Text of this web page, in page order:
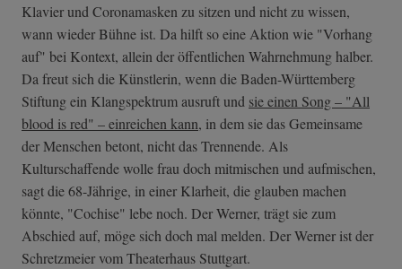
Klavier und Coronamasken zu sitzen und nicht zu wissen,
wann wieder Bühne ist. Da hilft so eine Aktion wie "Vorhang
auf" bei Kontext, allein der öffentlichen Wahrnehmung halber.
Da freut sich die Künstlerin, wenn die Baden-Württemberg
Stiftung ein Klangspektrum ausruft und sie einen Song – "All
blood is red" – einreichen kann, in dem sie das Gemeinsame
der Menschen betont, nicht das Trennende. Als
Kulturschaffende wolle frau doch mitmischen und aufmischen,
sagt die 68-Jährige, in einer Klarheit, die glauben machen
könnte, "Cochise" lebe noch. Der Werner, trägt sie zum
Abschied auf, möge sich doch mal melden. Der Werner ist der
Schretzmeier vom Theaterhaus Stuttgart.